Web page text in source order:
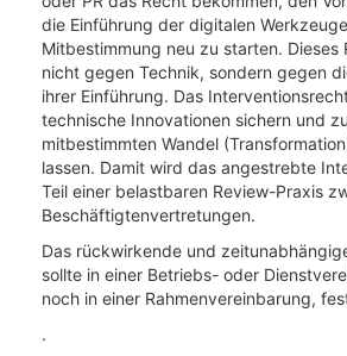
die Einführung der digitalen
Mitbestimmung neu zu starten. Dieses
nicht gegen Technik, sondern gegen
ihrer Einführung. Das
technische Innovationen sichern und
mitbestimmten Wandel
lassen. Damit wird das angestrebte
Teil einer belastbaren Review-Praxis
Beschäftigtenvertretungen.
Das rückwirkende und
sollte in einer Betriebs- oder
noch in einer Rahmenvereinbarung,
.